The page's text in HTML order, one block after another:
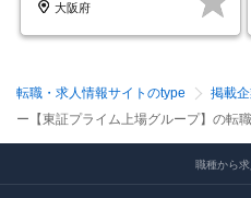
大阪府
転職・求人情報サイトのtype 掲載
ー【東証プライム上場グループ】の転
職種から